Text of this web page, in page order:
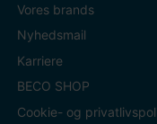
Vores brands
Nyhedsmail
Karriere
BECO SHOP
Cookie- og